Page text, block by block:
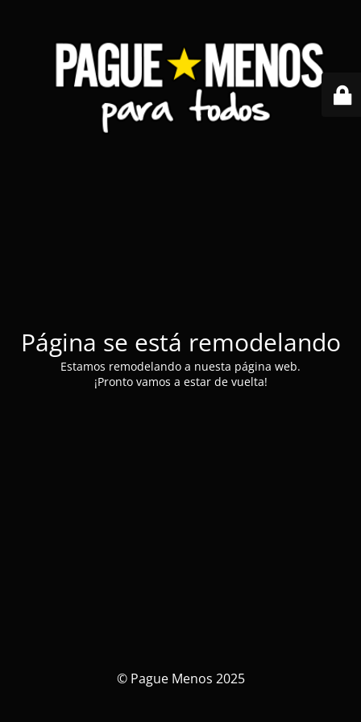
Página se está remodelando
Estamos remodelando a nuesta página web.
¡Pronto vamos a estar de vuelta!
© Pague Menos 2025